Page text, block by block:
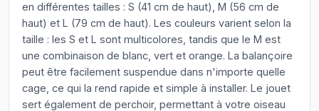
en différentes tailles : S (41 cm de haut), M (56 cm de
haut) et L (79 cm de haut). Les couleurs varient selon la
taille : les S et L sont multicolores, tandis que le M est
une combinaison de blanc, vert et orange. La balançoire
peut être facilement suspendue dans n'importe quelle
cage, ce qui la rend rapide et simple à installer. Le jouet
sert également de perchoir, permettant à votre oiseau